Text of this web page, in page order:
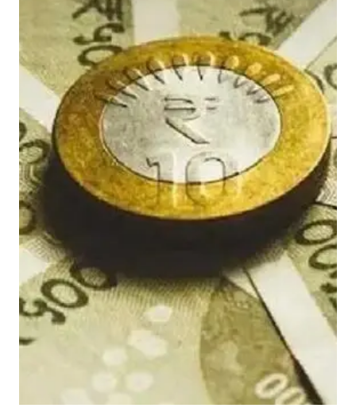
श
त
की
वृ
द्धि
ना
ए
र
ख
सं
भ
व